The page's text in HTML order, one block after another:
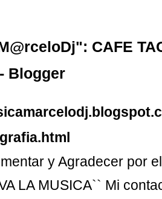
CAFE
Blogger
y Agradecer por
LA MUSICA`` Mi